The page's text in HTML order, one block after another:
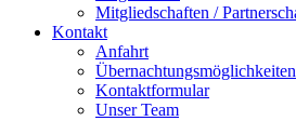
Mitgliedschaften /
Kontakt
Anfahrt
Übernachtungsmöglichkeiten
Kontaktformular
Unser Team